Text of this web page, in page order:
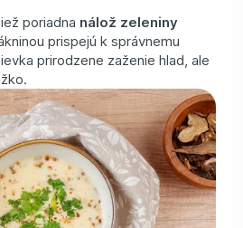
poriadna nálož zeleniny
prispejú k správnemu
prirodzene zaženie hlad, ale